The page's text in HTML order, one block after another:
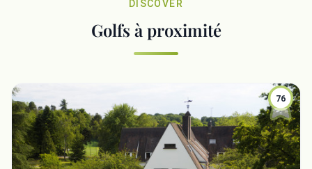
DISCOVER
Golfs à proximité
76